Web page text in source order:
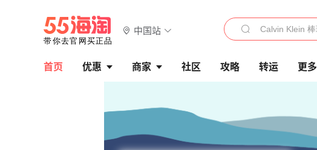
中国站
首页 优惠 商家 社区 攻略 转运 更多